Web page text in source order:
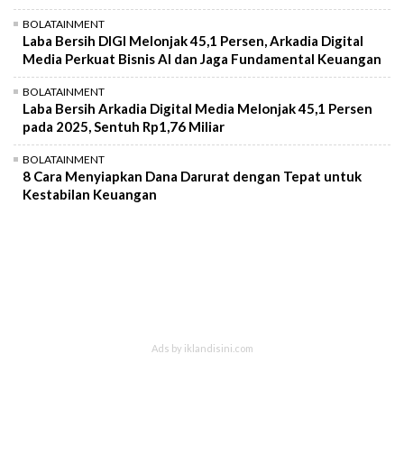
BOLATAINMENT
Laba Bersih DIGI Melonjak 45,1 Persen, Arkadia Digital
Media Perkuat Bisnis AI dan Jaga Fundamental Keuangan
BOLATAINMENT
Laba Bersih Arkadia Digital Media Melonjak 45,1 Persen
pada 2025, Sentuh Rp1,76 Miliar
BOLATAINMENT
8 Cara Menyiapkan Dana Darurat dengan Tepat untuk
Kestabilan Keuangan